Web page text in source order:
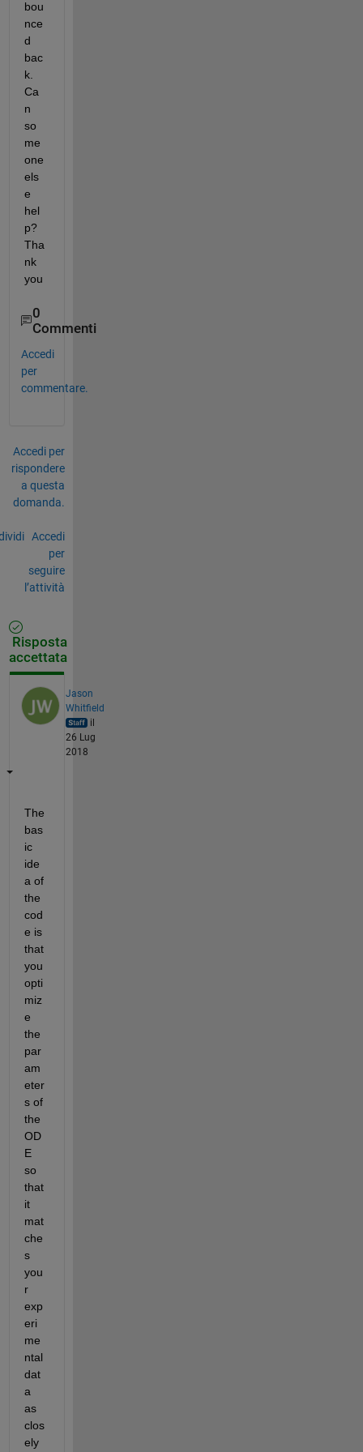
bou
nce
d
bac
k.
Ca
n
so
me
one
els
e
hel
p?
Tha
nk
you
0
Commenti
Accedi
per
commentare.
Accedi per
rispondere
a questa
domanda.
Accedi
per
seguire
l’attività
Risposta
accettata
Jason
Whitfield
il
26 Lug
2018
The
bas
ic
ide
a of
the
cod
e is
that
you
opti
miz
e
the
par
am
eter
s of
the
OD
E
so
that
it
mat
che
s
you
r
exp
eri
me
ntal
dat
a
as
clos
ely